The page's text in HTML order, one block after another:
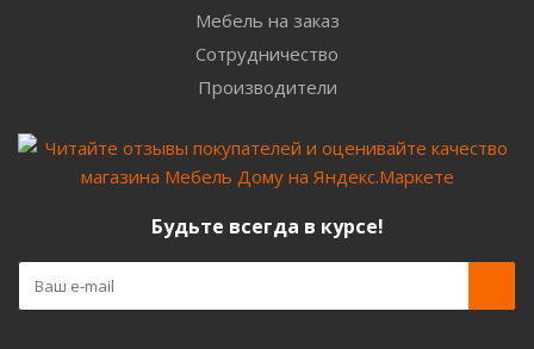
Мебель на заказ
Сотрудничество
Производители
Будьте всегда в курсе!